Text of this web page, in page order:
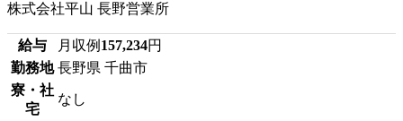
株式会社平山 長野営業所
給与 月収例 157,234円
勤務地 長野県 千曲市
寮・社
宅
なし